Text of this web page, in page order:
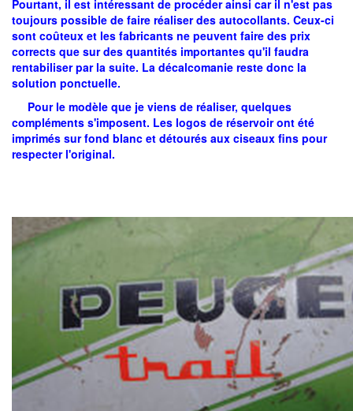
Pourtant, il est intéressant de procéder ainsi car il n'est pas
toujours possible de faire réaliser des autocollants. Ceux-ci
sont coûteux et les fabricants ne peuvent faire des prix
corrects que sur des quantités importantes qu'il faudra
rentabiliser par la suite. La décalcomanie reste donc la
solution ponctuelle.
Pour le modèle que je viens de réaliser, quelques
compléments s'imposent. Les logos de réservoir ont été
imprimés sur fond blanc et détourés aux ciseaux fins pour
respecter l'original.